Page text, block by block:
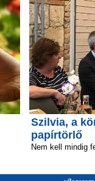
Szilvia, a
papírtörlő
Nem kell mindig